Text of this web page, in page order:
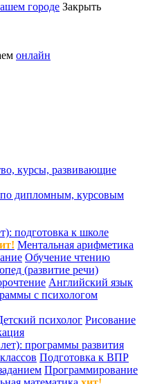
городе Закрыть
онлайн
курсы, развивающие
по дипломным, курсовым
подготовка к школе
Ментальная арифметика
Обучение чтению
(развитие речи)
Английский язык
с психологом
психолог Рисование
программы развития
Подготовка к ВПР
Программирование